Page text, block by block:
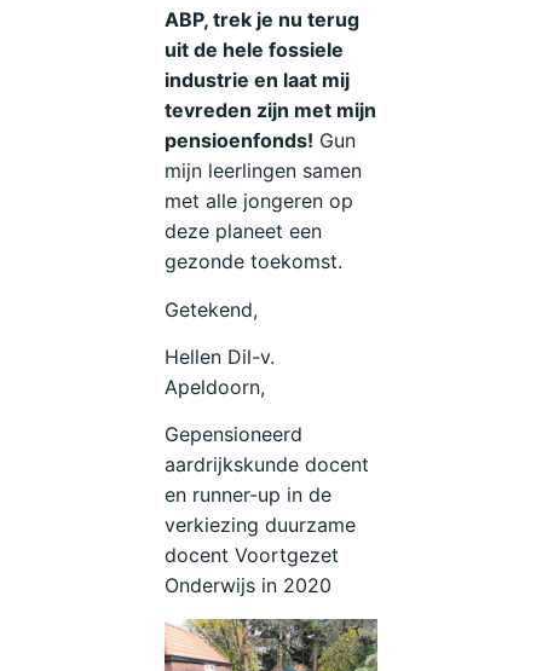
ABP, trek je nu terug
uit de hele fossiele
industrie en laat mij
tevreden zijn met mijn
pensioenfonds! Gun
mijn leerlingen samen
met alle jongeren op
deze planeet een
gezonde toekomst.
Getekend,
Hellen Dil-v.
Apeldoorn,
Gepensioneerd
aardrijkskunde docent
en runner-up in de
verkiezing duurzame
docent Voortgezet
Onderwijs in 2020